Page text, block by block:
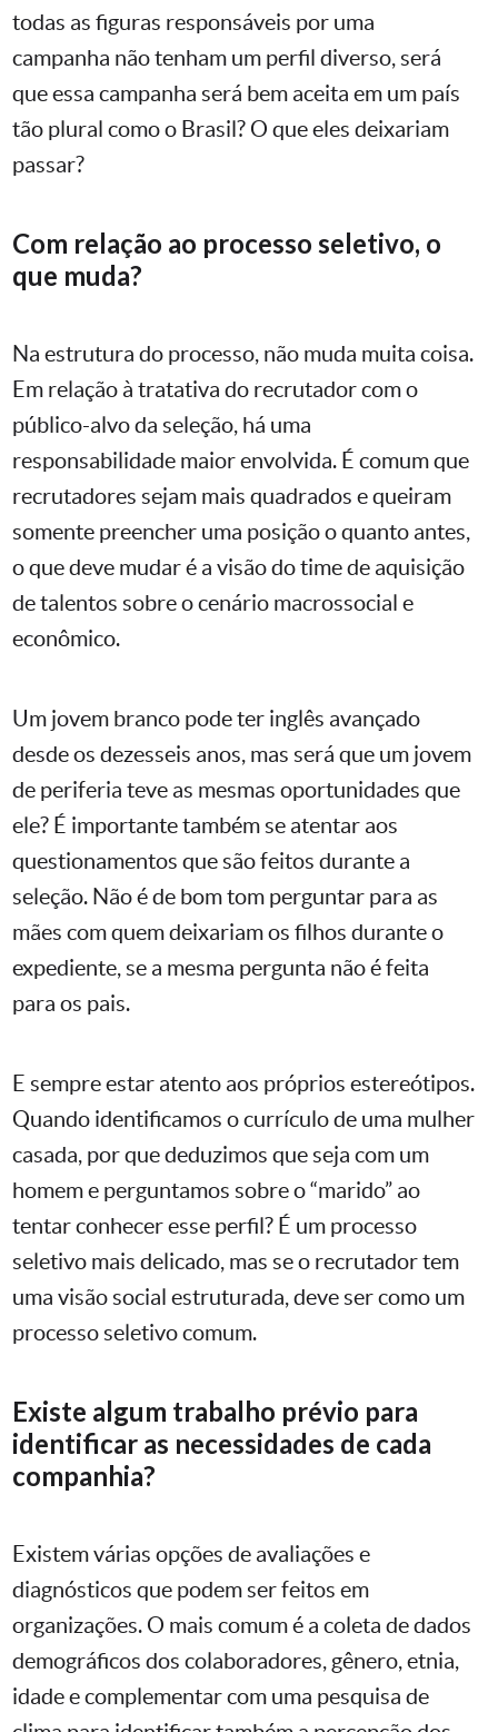
todas as figuras responsáveis por uma
campanha não tenham um perfil diverso, será
que essa campanha será bem aceita em um país
tão plural como o Brasil? O que eles deixariam
passar?
Com relação ao processo seletivo, o
que muda?
Na estrutura do processo, não muda muita coisa.
Em relação à tratativa do recrutador com o
público-alvo da seleção, há uma
responsabilidade maior envolvida. É comum que
recrutadores sejam mais quadrados e queiram
somente preencher uma posição o quanto antes,
o que deve mudar é a visão do time de aquisição
de talentos sobre o cenário macrossocial e
econômico.
Um jovem branco pode ter inglês avançado
desde os dezesseis anos, mas será que um jovem
de periferia teve as mesmas oportunidades que
ele? É importante também se atentar aos
questionamentos que são feitos durante a
seleção. Não é de bom tom perguntar para as
mães com quem deixariam os filhos durante o
expediente, se a mesma pergunta não é feita
para os pais.
E sempre estar atento aos próprios estereótipos.
Quando identificamos o currículo de uma mulher
casada, por que deduzimos que seja com um
homem e perguntamos sobre o “marido” ao
tentar conhecer esse perfil? É um processo
seletivo mais delicado, mas se o recrutador tem
uma visão social estruturada, deve ser como um
processo seletivo comum.
Existe algum trabalho prévio para
identificar as necessidades de cada
companhia?
Existem várias opções de avaliações e
diagnósticos que podem ser feitos em
organizações. O mais comum é a coleta de dados
demográficos dos colaboradores, gênero, etnia,
idade e complementar com uma pesquisa de